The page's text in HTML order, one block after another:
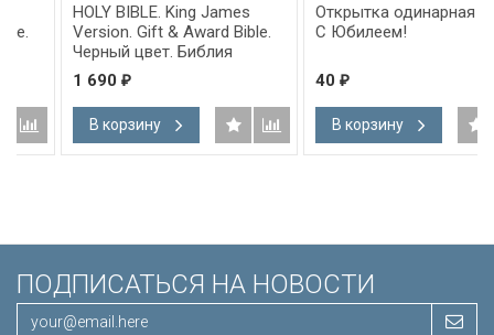
HOLY BIBLE. King James
Version. Gift & Award Bible.
Черный цвет. Библия
Короля Иакова на
английском языке.
Словарь, карты, закладка,
подарочная вкладка, слова
Иисуса выделены красным
1 690 ₽
В корзину
Открытка одинарная 10x15:
С Юбилеем!
В корзину
ПОДПИСАТЬСЯ НА НОВОСТИ